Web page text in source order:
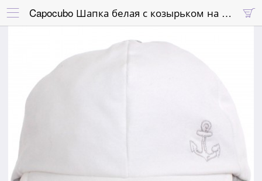
 
Capocubo Шапка белая с козырьком на завязках